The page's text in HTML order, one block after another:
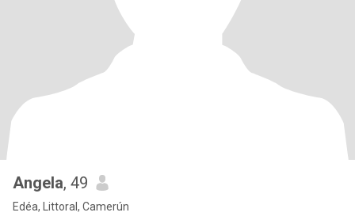
Angela, 49
Edéa, Littoral, Camerún